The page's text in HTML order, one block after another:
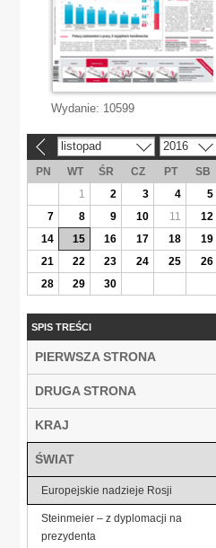
Wydanie: 10599
listopad 2016
PN WT ŚR CZ PT SB
1
2 3 4 5
7
8 9 10 11 12
14
15 16 17 18 19
21
22 23 24 25 26
28
29 30
SPIS TREŚCI
PIERWSZA STRONA
DRUGA STRONA
KRAJ
ŚWIAT
Europejskie nadzieje Rosji
Steinmeier – z dyplomacji na
prezydenta